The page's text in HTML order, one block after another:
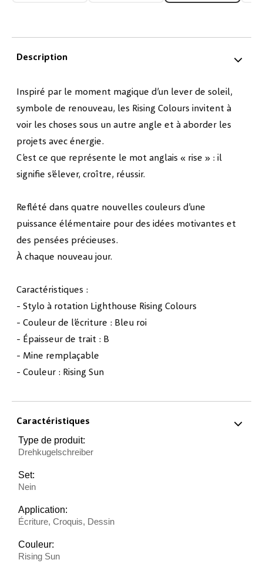
Description
Inspiré par le moment magique d’un lever de soleil,
symbole de renouveau, les Rising Colours invitent à
voir les choses sous un autre angle et à aborder les
projets avec énergie.
C’est ce que représente le mot anglais « rise » : il
signifie s’élever, croître, réussir.
Reflété dans quatre nouvelles couleurs d’une
puissance élémentaire pour des idées motivantes et
des pensées précieuses.
À chaque nouveau jour.
Caractéristiques :
- Stylo à rotation Lighthouse Rising Colours
- Couleur de l’écriture : Bleu roi
- Épaisseur de trait : B
- Mine remplaçable
- Couleur : Rising Sun
Caractéristiques
Type de produit:
Drehkugelschreiber
Set:
Nein
Application:
Écriture, Croquis, Dessin
Couleur:
Rising Sun